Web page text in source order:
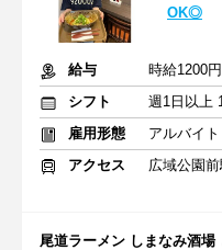
OK◎
給与
時給1200
シフト
雇用形態
アルバイ
アクセス
広域公園
尾道ラーメン しまなみ酒